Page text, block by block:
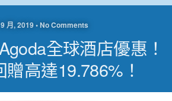
月, 2019 • No Comments
全球酒店優惠！
高達19.786%！